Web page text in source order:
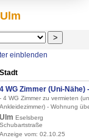
einblenden
Stadt
4 WG Zimmer (Uni-
- 4 WG Zimmer zu vermieten
Ankleidezimmer) - Wohnung
Ulm Eselsberg
Schubartstraße
Anzeige vom: 02.10.25